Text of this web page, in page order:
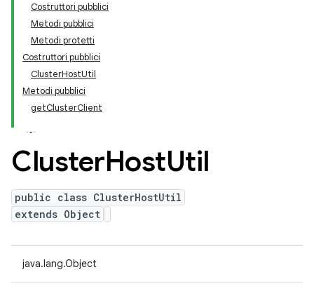
Costruttori pubblici
Metodi pubblici
Metodi protetti
Costruttori pubblici
ClusterHostUtil
Metodi pubblici
getClusterClient
ClusterHostUtil
public class ClusterHostUtil
extends Object
java.lang.Object